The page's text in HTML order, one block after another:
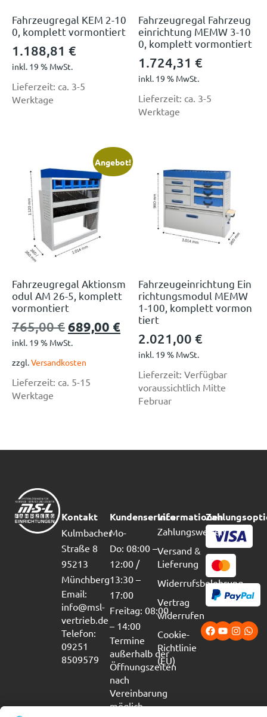
Fahrzeugregal KEM 2-10
0, komplett vormontiert
1.188,81 €
inkl. 19 % MwSt.
Lieferzeit: ca. 3-5
Werktage
Fahrzeugregal Fahrzeug
einrichtung MEMW 3-10
0, komplett vormontiert
1.724,31€
inkl. 19 % MwSt.
Lieferzeit: ca. 3-5
Werktage
Angebot!
Fahrzeugregal Aktionsm
odul AM 26-5, komplett
vormontiert
765,00€689,00 €
inkl. 19 % MwSt.
zzgl.Versandkosten
Lieferzeit: ca. 5-15
Werktage
Fahrzeugeinrichtung Ein
richtungsmodul MEMW
1-100, komplett vormon
tiert
2.021,00€
inkl. 19 % MwSt.
Lieferzeit:Verfügbar
voraussichtlich Mitte
Februar
Kontakt
Kulmbacher
Straße 8
95213
Münchberg
Email:
info@msl-
vertrieb.de
Telefon:
09251
8509579
Kundenservice
Mo-
Do: 08:00 –
12:00 /
13:30 –
17:00
Freitag: 08:00
– 14:00
Termine
außerhalb der
Öffnungszeiten
nach
Vereinbarung
möglich.
Informationen
Zahlungsweisen
Versand &
Lieferung
Widerrufsbelehrung
Vertrag
widerrufen
Cookie-
Richtlinie
(EU)